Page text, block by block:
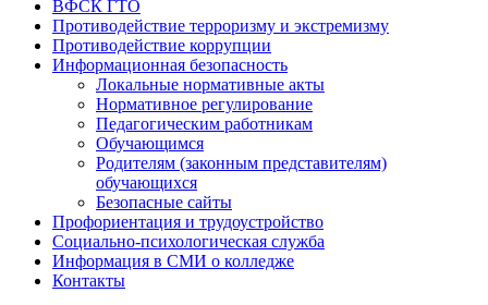
ВФСК ГТО
Противодействие терроризму и экстремизму
Противодействие коррупции
Информационная безопасность
Локальные нормативные акты
Нормативное регулирование
Педагогическим работникам
Обучающимся
Родителям (законным представителям)
обучающихся
Безопасные сайты
Профориентация и трудоустройство
Социально-психологическая служба
Информация в СМИ о колледже
Контакты